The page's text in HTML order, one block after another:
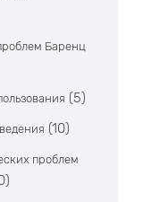
Баренц
(5)
(10)
проблем